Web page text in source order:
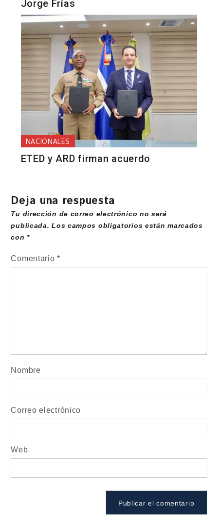
Jorge Frías
NACIONALES
ETED y ARD firman acuerdo
Deja una respuesta
Tu dirección de correo electrónico no será
publicada. Los campos obligatorios están marcados
con*
Comentario*
Nombre
Correo electrónico
Web